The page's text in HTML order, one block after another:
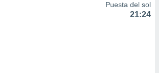
Puesta del sol
21:24